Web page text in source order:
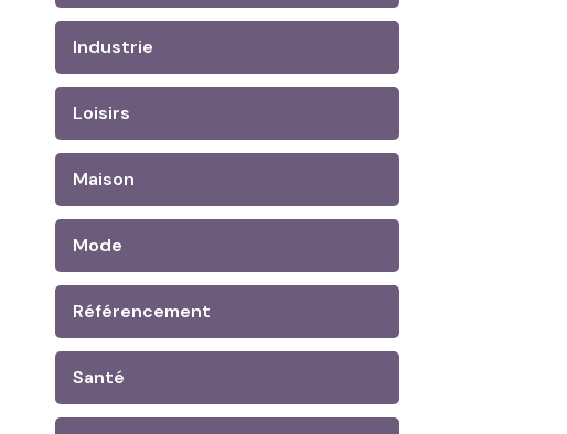
Industrie
Loisirs
Maison
Mode
Référencement
Santé